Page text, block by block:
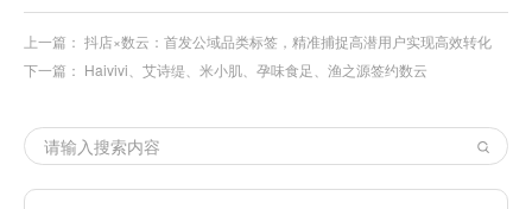
上一篇： 抖店×数云：首发公域品类标签，精准捕捉高潜用户实现高效转化
下一篇： Haivivi、艾诗缇、米小肌、孕味食足、渔之源签约数云